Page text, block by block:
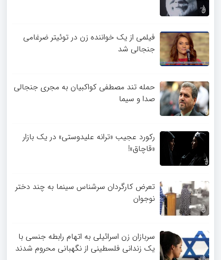
فیلمی از یک خواننده زن در توئیتر ضرغامی
جنجالی شد
حمله تند مصطفی کواکبیان به مجری جنجالی
صدا و سیما
رکورد عجیب «ترانه علیدوستی» در یک بازار
«قاچاق»!
تعرض کارگردان سرشناس سینما به چند دختر
نوجوان
سربازان زن اسرائیلی به اتهام رابطه جنسی با
یک زندانی فلسطینی از نگهبانی محروم شدند